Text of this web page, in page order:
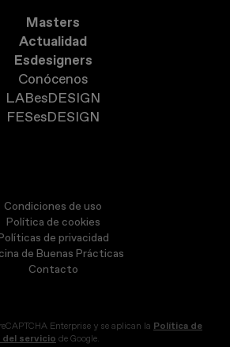
Masters
Actualidad
Esdesigners
Conócenos
LABesDESIGN
FESesDESIGN
Condiciones de uso
Política de cookies
de privacidad
de Buenas Prácticas
Contacto
Enterprise y se aplican la Política de
del servicio de Google.